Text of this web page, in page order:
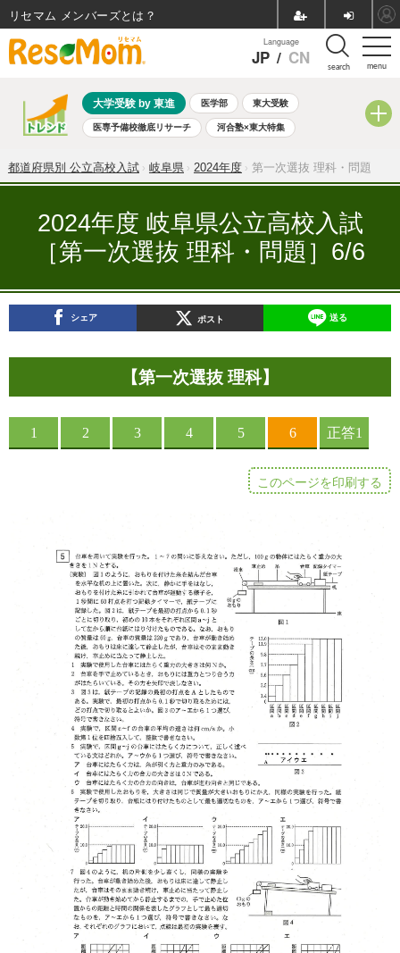
menu
Language
JP / CN search
大学受験 by 東進 医学部 東大受験
医専予備校徹底リサーチ 河合塾×東大特集
共通テスト 夏休み 8月開催学校説明会・相談会
自由研究教材（小学生向け） 自由研究教材（中学生向け）
ランキング
都道府県別 公立高校入試 岐阜県 2024年度 第一次選抜 理科・問題
2024年度 岐阜県公立高校入試
［第一次選抜 理科・問題］6/6
シェア ポスト 送る
【第一次選抜 理科】
このページを印刷する
リセマム メンバーズ